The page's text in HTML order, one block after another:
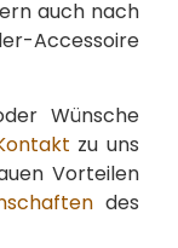
auch nach
Accessoire
Wünsche
zu uns
Vorteilen
des